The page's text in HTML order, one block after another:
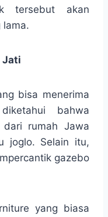
tersebut akan
lama.
Jati
bisa menerima
bahwa
dari rumah Jawa
joglo. Selain itu,
gazebo
yang biasa